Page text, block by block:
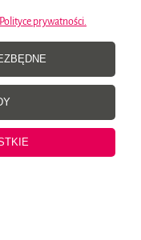
prywatności.